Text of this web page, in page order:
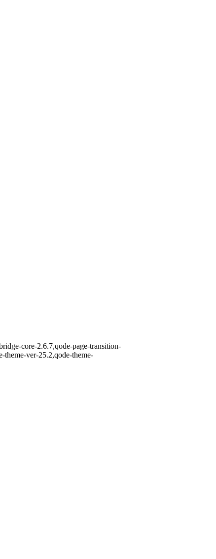
core-2.6.7,qode-page-transition-
theme-ver-25.2,qode-theme-